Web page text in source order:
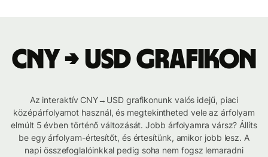
CNY → USD grafikon
Az interaktív CNY→USD grafikonunk valós idejű, piaci
középárfolyamot használ, és megtekintheted vele az árfolyam
elmúlt 5 évben történő változását. Jobb árfolyamra vársz? Állíts
be egy árfolyam-értesítőt, és értesítünk, amikor jobb lesz. A
napi összefoglalóinkkal pedig soha nem fogsz lemaradni